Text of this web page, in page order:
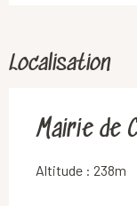
Localisation
Mairie de
Altitude : 238m